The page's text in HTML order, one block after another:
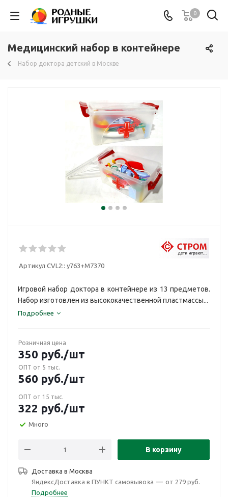
0
Медицинский набор в контейнере
Набор доктора детский в Москве
Артикул CVL2:: у763+М7370
Игровой набор доктора в контейнере из 13 предметов.
Набор изготовлен из высококачественной пластмассы...
Подробнее
Розничная цена
350 руб./шт
ОПТ от 5 тыс.
560 руб./шт
ОПТ от 15 тыс.
322 руб./шт
Много
В корзину
Доставка в Москва
ЯндексДоставка в ПУНКТ самовывоза — от 279 руб.
Подробнее